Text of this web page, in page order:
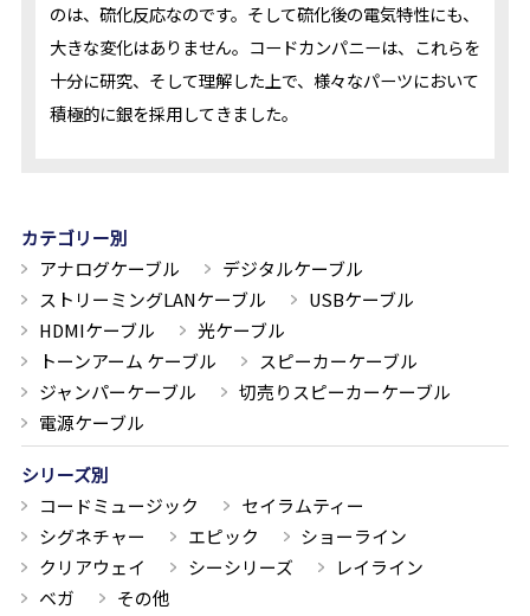
のは、硫化反応なのです。そして硫化後の電気特性にも、
大きな変化はありません。コードカンパニーは、これらを
十分に研究、そして理解した上で、様々なパーツにおいて
積極的に銀を採用してきました。
カテゴリー別
アナログケーブル
デジタルケーブル
ストリーミングLANケーブル
USBケーブル
HDMIケーブル
光ケーブル
トーンアーム ケーブル
スピーカーケーブル
ジャンパーケーブル
切売りスピーカーケーブル
電源ケーブル
シリーズ別
コードミュージック
セイラムティー
シグネチャー
エピック
ショーライン
クリアウェイ
シーシリーズ
レイライン
ベガ
その他